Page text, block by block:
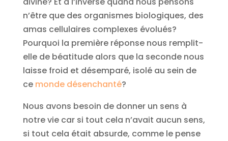
n’être que des organismes biologiques, des
amas cellulaires complexes évolués?
Pourquoi la première réponse nous remplit-
elle de béatitude alors que la seconde nous
laisse froid et désemparé, isolé au sein de
ce monde désenchanté?
Nous avons besoin de donner un sens à
notre vie car si tout cela n’avait aucun sens,
si tout cela était absurde, comme le pense